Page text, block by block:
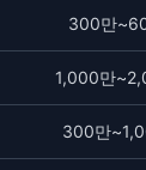
300만
1,000만
300만